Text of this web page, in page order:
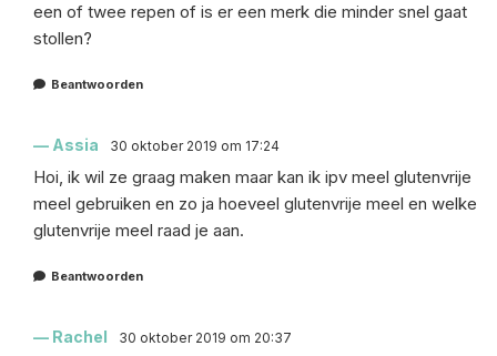
een of twee repen of is er een merk die minder snel gaat
stollen?
Beantwoorden
Assia 30 oktober 2019 om 17:24
Hoi, ik wil ze graag maken maar kan ik ipv meel glutenvrije
meel gebruiken en zo ja hoeveel glutenvrije meel en welke
glutenvrije meel raad je aan.
Beantwoorden
Rachel 30 oktober 2019 om 20:37